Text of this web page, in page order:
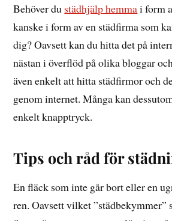
Behöver du städhjälp hemmai form
kanske i form av en städfirma som
dig? Oavsett kan du hitta det på
nästan i överflöd på olika bloggar
även enkelt att hitta städfirmor och
genom internet. Många kan
enkelt knapptryck.
Tips och råd för
En fläck som inte går bort eller en
ren. Oavsett vilket ”städbekymmer”